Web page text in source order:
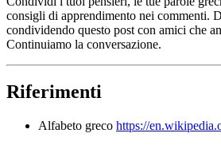
consigli di apprendimento nei commenti.
condividendo questo post con amici che
Continuiamo la conversazione.
Riferimenti
Alfabeto greco https://